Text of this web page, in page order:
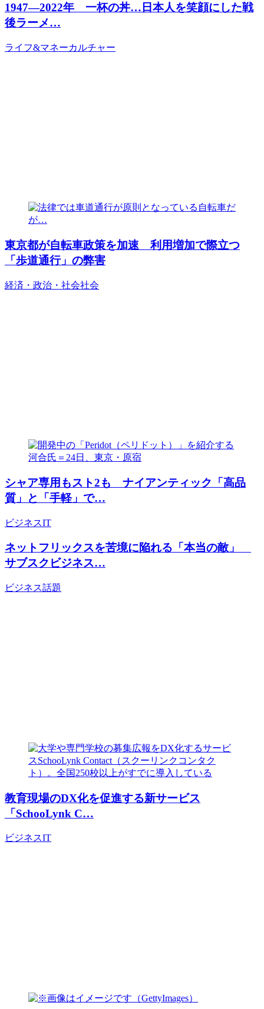
1947―2022年 一杯の丼…日本人を笑顔にした戦
後ラーメ…
ライフ&マネーカルチャー
東京都が自転車政策を加速 利用増加で際立つ
「歩道通行」の弊害
経済・政治・社会社会
シャア専用もスト2も ナイアンティック「高品
質」と「手軽」で…
ビジネスIT
ネットフリックスを苦境に陥れる「本当の敵」
サブスクビジネス…
ビジネス話題
教育現場のDX化を促進する新サービス
「SchooLynk C…
ビジネスIT